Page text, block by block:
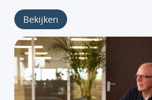
Bekijken